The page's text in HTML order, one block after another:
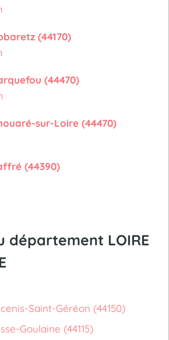
(44170)
(44470)
sur-Loire (44470)
(44390)
département LOIRE
Saint-Géréon (44150)
Goulaine (44115)